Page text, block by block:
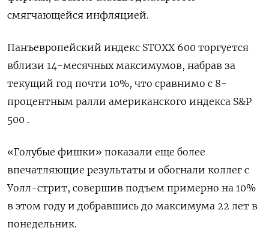
смягчающейся инфляцией.
Панъевропейский индекс STOXX 600 торгуется
вблизи 14-месячных максимумов, набрав за
текущий год почти 10%, что сравнимо с 8-
процентным ралли американского индекса S&P
500 .
«Голубые фишки» показали еще более
впечатляющие результаты и обогнали коллег с
Уолл-стрит, совершив подъем примерно на 10%
в этом году и добравшись до максимума 22 лет в
понедельник.